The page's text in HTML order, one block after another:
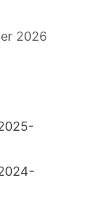
2026